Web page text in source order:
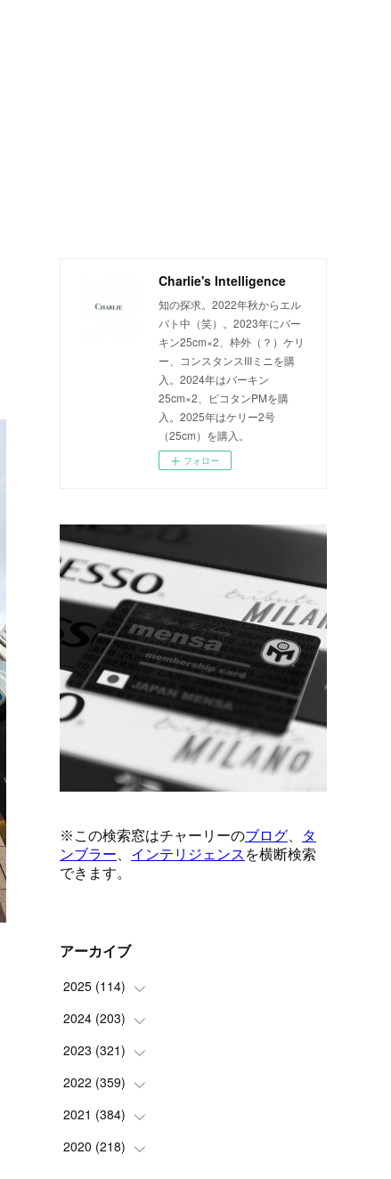
Charlie's Intelligence
知の探求。2022年秋からエル
パト中（笑）。2023年にバー
キン25cm×2、枠外（？）ケリ
ー、コンスタンスIIIミニを購
入。2024年はバーキン
25cm×2、ピコタンPMを購
入。2025年はケリー2号
（25cm）を購入。
フォロー
アーカイブ
2025 (114)
(1)
(8)
(6)
(9)
(5 )
2024 (203)
(24)
(10)
(18)
(17)
2023 (321)
(25)
(17)
(35)
2022 (359)
(42)
(37)
2021 (384)
(9)
2020 (218)